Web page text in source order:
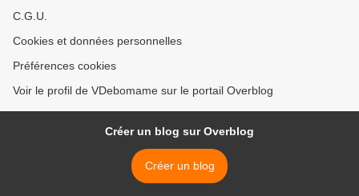
C.G.U.
Cookies et données personnelles
Préférences cookies
Voir le profil de VDebomame sur le portail Overblog
Créer un blog sur Overblog
Créer un blog